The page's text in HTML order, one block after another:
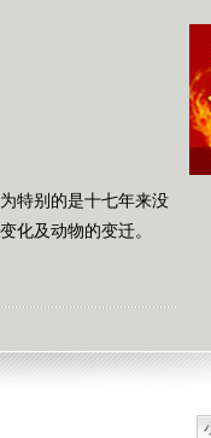
特别的是十七年来没
化及动物的变迁。